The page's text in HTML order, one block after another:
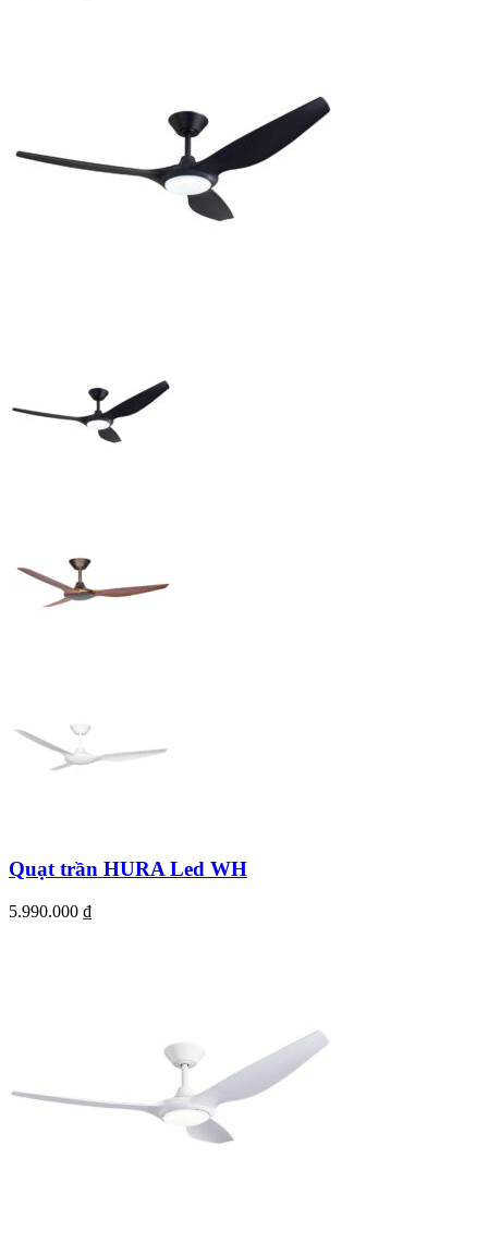
Quạt trần HURA Led WH
5.990.000 ₫